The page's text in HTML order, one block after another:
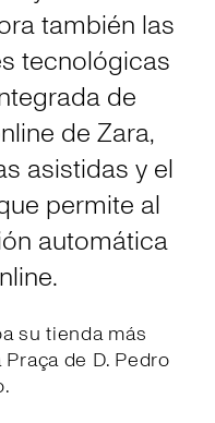
también las
tecnológicas
de
de Zara,
asistidas y el
permite al
automática
su tienda más
de D. Pedro